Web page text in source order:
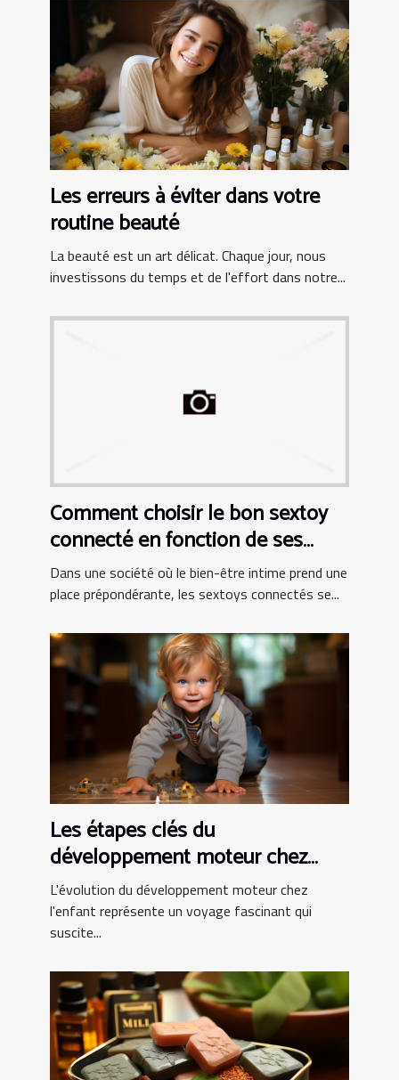
Les erreurs à éviter dans votre
routine beauté
La beauté est un art délicat. Chaque jour, nous
investissons du temps et de l'effort dans notre...
Comment choisir le bon sextoy
connecté en fonction de ses
besoins personnels
Dans une société où le bien-être intime prend une
place prépondérante, les sextoys connectés se...
Les étapes clés du
développement moteur chez
l'enfant
L'évolution du développement moteur chez
l'enfant représente un voyage fascinant qui
suscite...